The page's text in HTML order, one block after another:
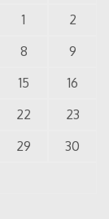
1
2
8
9
15
16
22
23
29
30